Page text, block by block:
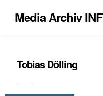
Media Archiv INF
Tobias Dölling